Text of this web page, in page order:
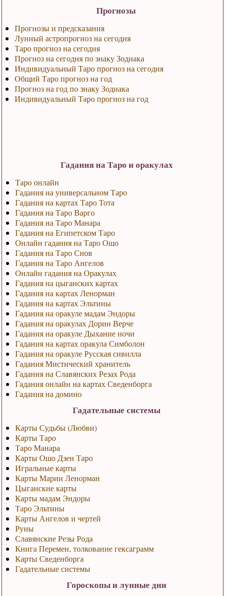
Прогнозы
Прогнозы и предсказания
Лунный астропрогноз на сегодня
Таро прогноз на сегодня
Прогноз на сегодня по знаку Зодиака
Индивидуальный Таро прогноз на сегодня
Общий Таро прогноз на год
Прогноз на год по знаку Зодиака
Индивидуальный Таро прогноз на год
Гадания на Таро и оракулах
Таро онлайн
Гадания на универсальном Таро
Гадания на картах Таро Тота
Гадания на Таро Варго
Гадания на Таро Манара
Гадания на Египетском Таро
Онлайн гадания на Таро Ошо
Гадания на Таро Снов
Гадания на Таро Ангелов
Онлайн гадания на Оракулах
Гадания на цыганских картах
Гадания на картах Ленорман
Гадания на картах Эльтины
Гадания на оракуле мадам Эндоры
Гадания на оракулах Дорин Верче
Гадания на оракуле Дыхание ночи
Гадания на картах оракула Симболон
Гадания на оракуле Русская сивилла
Гадания Мистический хранитель
Гадания на Славянских Резах Рода
Гадания онлайн на картах Сведенборга
Гадания на домино
Гадательные системы
Карты Судьбы (Любви)
Карты Таро
Таро Манара
Карты Ошо Дзен Таро
Игральные карты
Карты Марии Ленорман
Цыганские карты
Карты мадам Эндоры
Таро Эльтины
Карты Ангелов и чертей
Руны
Славянские Резы Рода
Книга Перемен, толкование гексаграмм
Карты Сведенборга
Гадательные системы
Гороскопы и лунные дни